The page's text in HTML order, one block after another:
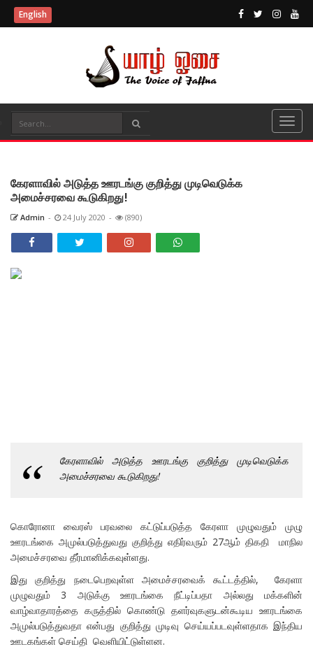
English
கேரளாவில் அடுத்த ஊரடங்கு குறித்து முடிவெடுக்க
அமைச்சரவை கூடுகிறது!
Admin - 24 July 2020 - (890)
கேரளாவில் அடுத்த ஊரடங்கு குறித்து முடிவெடுக்க
அமைச்சரவை கூடுகிறது!
கொரோனா வைரஸ் பரவலை கட்டுப்படுத்த கேரளா முழுவதும் முழு
ஊரடங்கை அமுல்படுத்துவது குறித்து எதிர்வரும் 27ஆம் திகதி மாநில
அமைச்சரவை தீர்மானிக்கவுள்ளது.
இது குறித்து நடைபெறவுள்ள அமைச்சரவைக் கூட்டத்தில், கேரளா
முழுவதும் 3 அடுக்கு ஊரடங்கை நீட்டிப்பதா அல்லது மக்களின்
வாழ்வாதாரத்தை கருத்தில் கொண்டு தளர்வுகளுடன்கூடிய ஊரடங்கை
அமுல்படுத்துவதா என்பது குறித்து முடிவு செய்யப்படவுள்ளதாக இந்திய
ஊடகங்கள் செய்தி வெளியிட்டுள்ளன.